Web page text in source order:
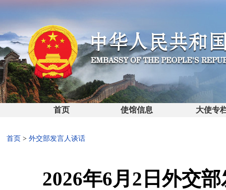
首页 使馆信息 大使专
首页 > 外交部发言人谈话
2026年6月2日外交